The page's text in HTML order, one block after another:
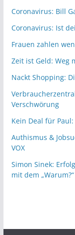
Coronavirus: Bill
Coronavirus: Ist
Frauen zahlen
Zeit ist Geld: Weg
Nackt Shopping:
Verschwörung
Kein Deal für
Authismus &
VOX
Simon Sinek:
mit dem „Warum?“